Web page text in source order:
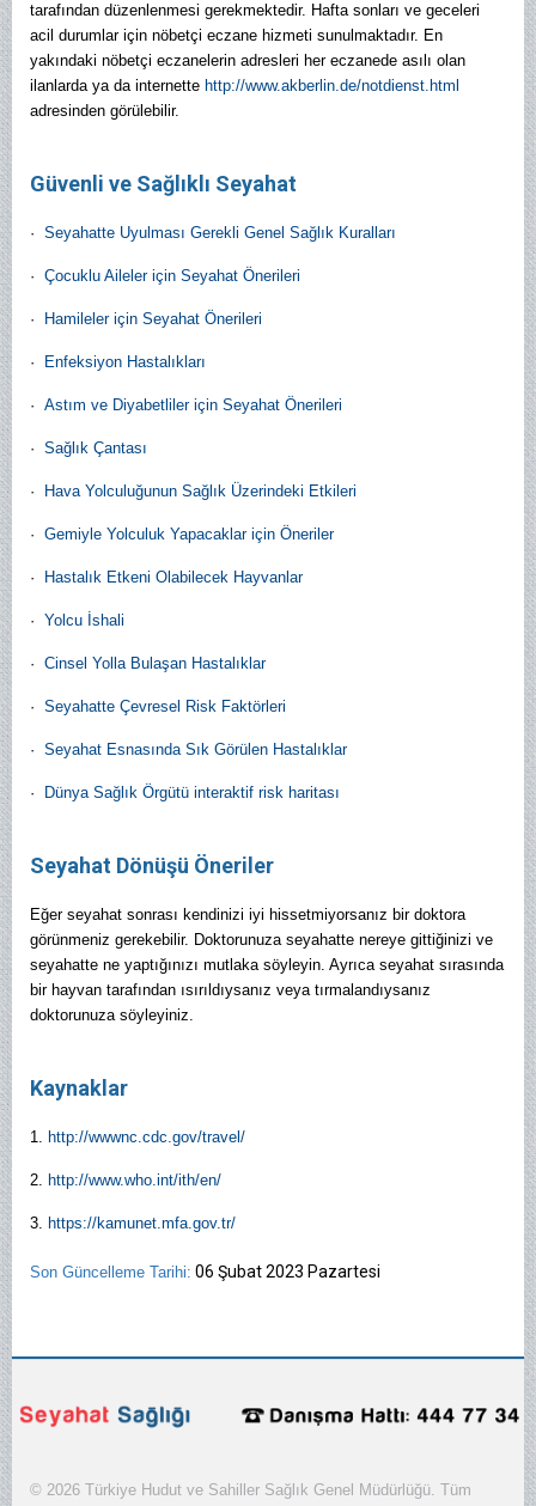
tarafından düzenlenmesi gerekmektedir. Hafta sonları ve geceleri
acil durumlar için nöbetçi eczane hizmeti sunulmaktadır. En
yakındaki nöbetçi eczanelerin adresleri her eczanede asılı olan
ilanlarda ya da internette http://www.akberlin.de/notdienst.html
adresinden görülebilir.
Güvenli ve Sağlıklı Seyahat
· Seyahatte Uyulması Gerekli Genel Sağlık Kuralları
· Çocuklu Aileler için Seyahat Önerileri
· Hamileler için Seyahat Önerileri
· Enfeksiyon Hastalıkları
· Astım ve Diyabetliler için Seyahat Önerileri
· Sağlık Çantası
· Hava Yolculuğunun Sağlık Üzerindeki Etkileri
· Gemiyle Yolculuk Yapacaklar için Öneriler
· Hastalık Etkeni Olabilecek Hayvanlar
· Yolcu İshali
· Cinsel Yolla Bulaşan Hastalıklar
· Seyahatte Çevresel Risk Faktörleri
· Seyahat Esnasında Sık Görülen Hastalıklar
· Dünya Sağlık Örgütü interaktif risk haritası
Seyahat Dönüşü Öneriler
Eğer seyahat sonrası kendinizi iyi hissetmiyorsanız bir doktora
görünmeniz gerekebilir. Doktorunuza seyahatte nereye gittiğinizi ve
seyahatte ne yaptığınızı mutlaka söyleyin. Ayrıca seyahat sırasında
bir hayvan tarafından ısırıldıysanız veya tırmalandıysanız
doktorunuza söyleyiniz.
Kaynaklar
1. http://wwwnc.cdc.gov/travel/
2. http://www.who.int/ith/en/
3. https://kamunet.mfa.gov.tr/
Son Güncelleme Tarihi: 06 Şubat 2023 Pazartesi
© 2026 Türkiye Hudut ve Sahiller Sağlık Genel Müdürlüğü. Tüm